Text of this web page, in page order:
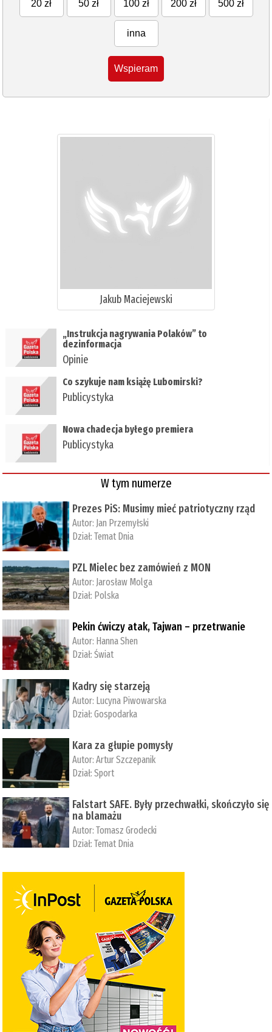
20 zł 50 zł 100 zł 200 zł 500 zł
inna
Wspieram
Jakub Maciejewski
„Instrukcja nagrywania Polaków” to
dezinformacja
Opinie
Co szykuje nam książę Lubomirski?
Publicystyka
Nowa chadecja byłego premiera
Publicystyka
W tym numerze
Prezes PiS: Musimy mieć patriotyczny rząd
Autor: Jan Przemyłski
Dział:Temat Dnia
PZL Mielec bez zamówień z MON
Autor: Jarosław Molga
Dział: Polska
Pekin ćwiczy atak, Tajwan – przetrwanie
Autor: ­Hanna Shen
Dział:Świat
Kadry się starzeją
Autor: Lucyna Piwowarska
Dział:Gospodarka
Kara za głupie pomysły
Autor:Artur Szczepanik
Dział:Sport
Falstart SAFE. Były przechwałki, skończyło się
na blamażu
Autor:Tomasz Grodecki
Dział:Temat Dnia